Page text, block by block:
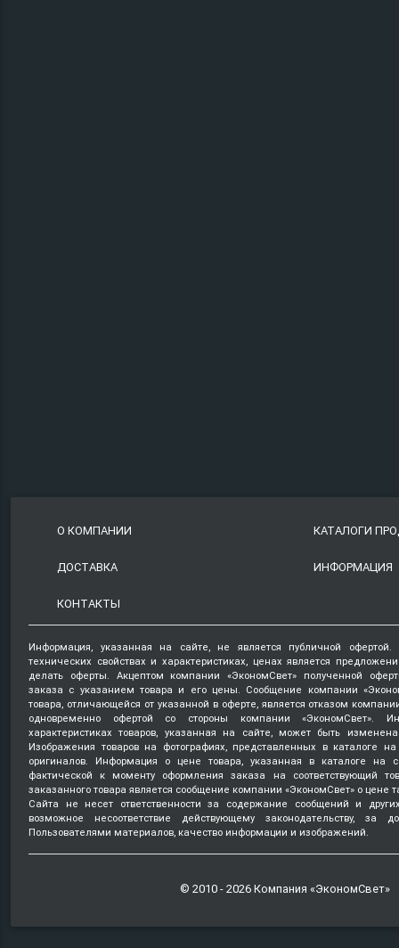
О КОМПАНИИ КАТАЛОГИ
ДОСТАВКА ИНФОРМАЦИЯ
КОНТАКТЫ
Информация, указанная на сайте, не является публичной
технических свойствах и характеристиках, ценах является
делать оферты. Акцептом компании «ЭкономСвет» полученной
заказа с указанием товара и его цены. Сообщение компании
товара, отличающейся от указанной в оферте, является отказом
одновременно офертой со стороны компании «ЭкономСвет».
характеристиках товаров, указанная на сайте, может быть
Изображения товаров на фотографиях, представленных в каталоге на
оригиналов. Информация о цене товара, указанная в каталоге на
фактической к моменту оформления заказа на соответствующий
заказанного товара является сообщение компании «ЭкономСвет» о цене
Сайта не несет ответственности за содержание сообщений и
возможное несоответствие действующему законодательству, за
Пользователями материалов, качество информации и изображений.
© 2010 - 2026 Компания «ЭкономСвет»